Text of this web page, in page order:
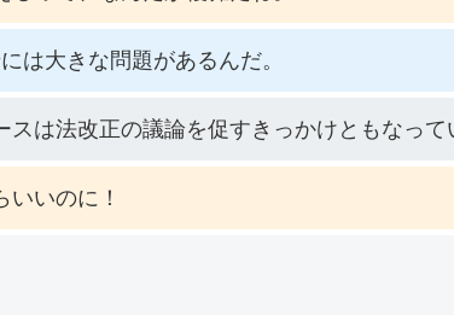
は大きな問題があるんだ。
は法改正の議論を促すきっかけともなって
いのに！